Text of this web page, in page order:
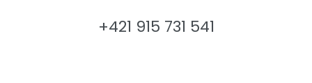
+421 915 731 541